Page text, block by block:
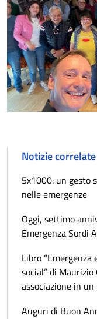
Notizie correlate
5x1000: un gesto
nelle emergenze
Oggi, settimo
Emergenza Sordi
Libro
social” di
associazione in
Auguri di Buon